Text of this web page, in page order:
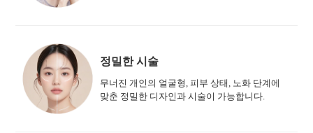
정밀한 시술
무너진 개인의 얼굴형, 피부 상태, 노화 단계에
맞춘 정밀한 디자인과 시술이 가능합니다.